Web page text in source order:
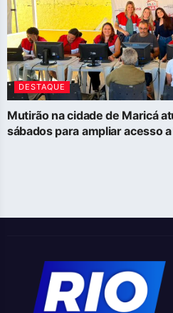
DESTAQUE
Mutirão na cidade de Maricá
sábados para ampliar acesso